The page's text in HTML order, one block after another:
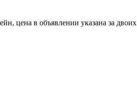
цена в объявлении указана за двоих